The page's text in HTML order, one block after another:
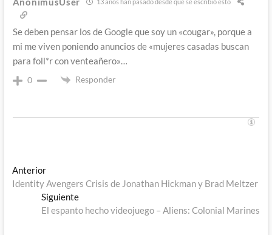
13 años han pasado desde que se escribió esto
Se deben pensar los de Google que soy un «cougar», porque a
mi me viven poniendo anuncios de «mujeres casadas buscan
para foll*r con venteañero»…
0 Responder
Navegación
de
entradas
AnteriorEntrada
anterior:
Identity Avengers Crisis de Jonathan Hickman y Brad Meltzer
SiguienteEntrada
siguiente:
El espanto hecho videojuego – Aliens: Colonial Marines